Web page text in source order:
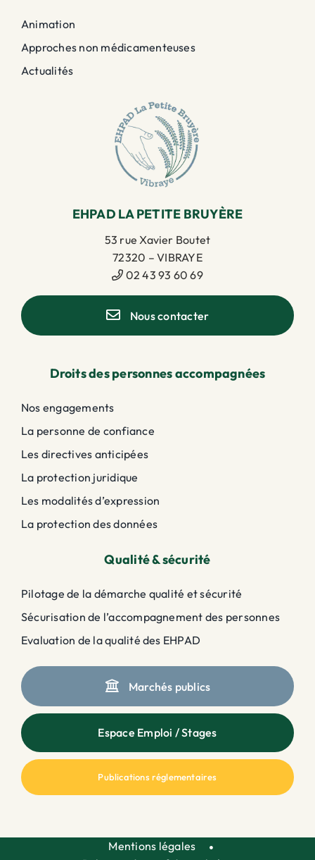
Animation
Approches non médicamenteuses
Actualités
EHPAD LA PETITE BRUYÈRE
53 rue Xavier Boutet
72320 – VIBRAYE
02 43 93 60 69
Nous contacter
Droits des personnes accompagnées
Nos engagements
La personne de confiance
Les directives anticipées
La protection juridique
Les modalités d’expression
La protection des données
Qualité & sécurité
Pilotage de la démarche qualité et sécurité
Sécurisation de l’accompagnement des personnes
Evaluation de la qualité des EHPAD
Marchés publics
Espace Emploi / Stages
Publications réglementaires
Mentions légales